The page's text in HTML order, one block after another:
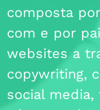
composta
com e por
websites a
copywriting,
social